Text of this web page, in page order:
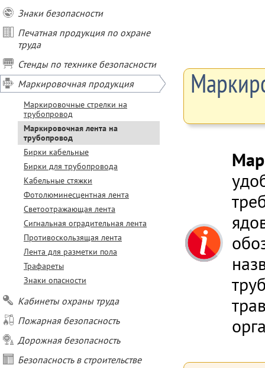
Знаки безопасности
Печатная продукция по охране
труда
Стенды по технике безопасности
Маркировочная продукция
Маркировочные стрелки на
трубопровод
Маркировочная лента на
трубопровод
Бирки кабельные
Бирки для трубопровода
Кабельные стяжки
Фотолюминесцентная лента
Светоотражающая лента
Сигнальная оградительная лента
Противоскользящая лента
Лента для разметки пола
Трафареты
Знаки опасности
Кабинеты охраны труда
Пожарная безопасность
Дорожная безопасность
Безопасность в строительстве